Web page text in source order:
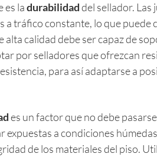
es ladurabilidaddel sellador. Las
a tráfico constante, lo que puede
calidad debe ser capaz de
por selladores que ofrezcan
para así adaptarse a
es un factor que no debe
expuestas a condiciones
de los materiales del piso.